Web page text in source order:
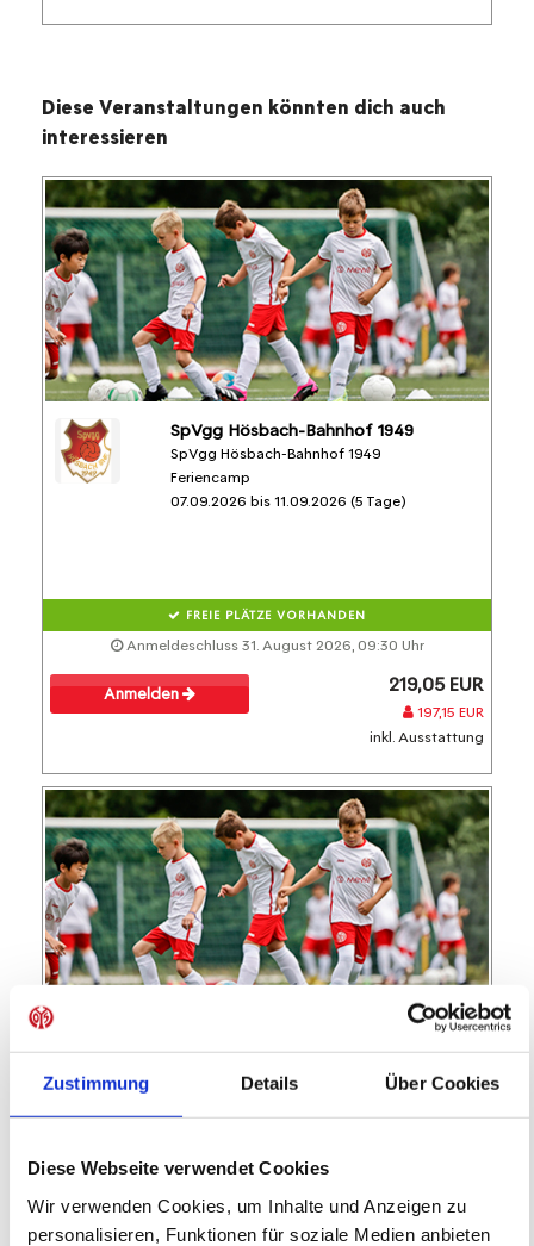
Zustimmung Details Über Cookies
Diese Webseite verwendet Cookies
Wir verwenden Cookies, um Inhalte und Anzeigen zu
personalisieren, Funktionen für soziale Medien anbieten
Diese Veranstaltungen könnten dich auch
interessieren
SpVgg Hösbach-Bahnhof 1949
SpVgg Hösbach-Bahnhof 1949
Feriencamp
07.09.2026 bis 11.09.2026 (5 Tage)
FREIE PLÄTZE VORHANDEN
Anmeldeschluss 31. August 2026, 09:30 Uhr
Anmelden 219,05 EUR
197,15 EUR
inkl. Ausstattung
Feriencamp
05.10.2026 bis 09.10.2026 (5 Tage)
FREIE PLÄTZE VORHANDEN